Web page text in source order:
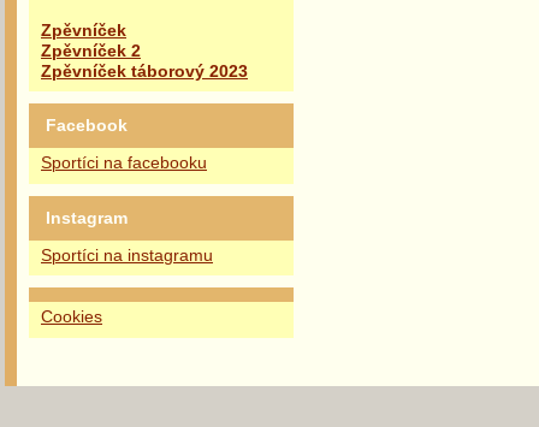
Zpěvníček
Zpěvníček 2
Zpěvníček táborový 2023
Facebook
Sportíci na facebooku
Instagram
Sportíci na instagramu
Cookies